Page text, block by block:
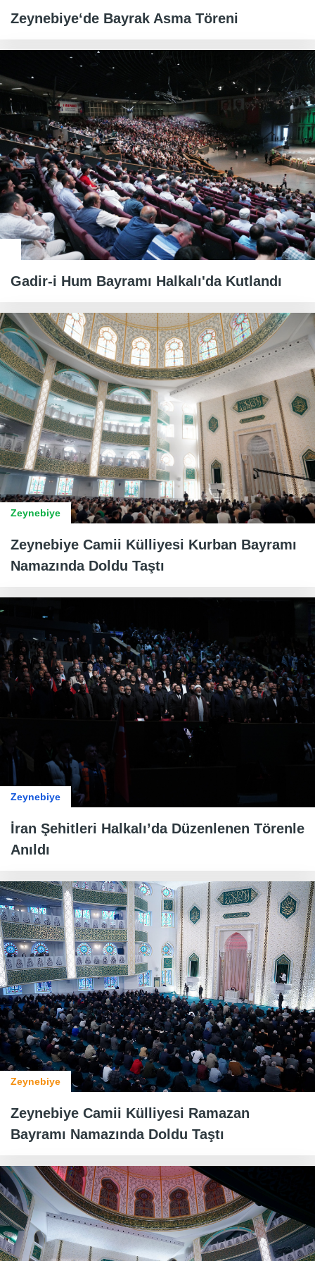
Zeynebiye‘de Bayrak Asma Töreni
Gadir-i Hum Bayramı Halkalı'da Kutlandı
Zeynebiye
Zeynebiye Camii Külliyesi Kurban Bayramı
Namazında Doldu Taştı
Zeynebiye
İran Şehitleri Halkalı’da Düzenlenen Törenle
Anıldı
Zeynebiye
Zeynebiye Camii Külliyesi Ramazan
Bayramı Namazında Doldu Taştı